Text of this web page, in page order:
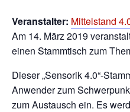
Veranstalter: Mittelstand
Am 14. März 2019
einen Stammtisch zum
Dieser „Sensorik 4.0“-
Anwender zum
zum Austausch ein. Es